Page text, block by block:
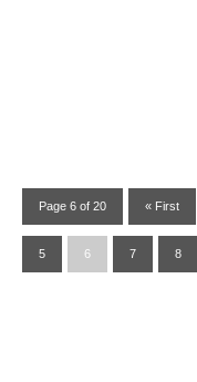
Page 6 of 20 « First
5 6 7 8